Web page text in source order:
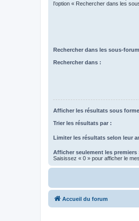
l’option « Rechercher dans les
Rechercher dans les sous-
Rechercher dans :
Afficher les résultats sous
Trier les résultats par :
Limiter les résultats selon leur
Afficher seulement les premiers
Saisissez « 0 » pour afficher le
Accueil du forum